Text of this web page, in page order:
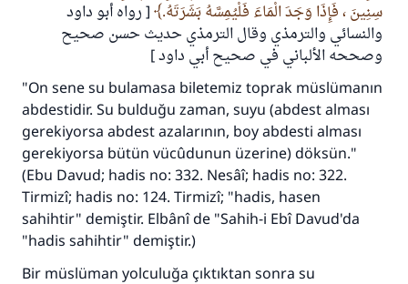
سِنِينَ ، فَإِذَا وَجَدَ الْمَاءَ فَلْيُمِسَّهُ بَشَرَتَهُ.
[ رواه أبو داود
والنسائي والترمذي وقال الترمذي حديث حسن صحيح
وصححه الألباني في صحيح أبي داود ]
"On sene su bulamasa biletemiz toprak müslümanın
abdestidir. Su bulduğu zaman, suyu (abdest alması
gerekiyorsa abdest azalarının, boy abdesti alması
gerekiyorsa bütün vücûdunun üzerine) döksün."
(Ebu Davud; hadis no: 332. Nesâî; hadis no: 322.
Tirmizî; hadis no: 124. Tirmizî; "hadis, hasen
sahihtir" demiştir. Elbânî de "Sahih-i Ebî Davud'da
"hadis sahihtir" demiştir.)
Bir müslüman yolculuğa çıktıktan sonra su